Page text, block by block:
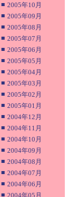
■ 2005年10月
■ 2005年09月
■ 2005年08月
■ 2005年07月
■ 2005年06月
■ 2005年05月
■ 2005年04月
■ 2005年03月
■ 2005年02月
■ 2005年01月
■ 2004年12月
■ 2004年11月
■ 2004年10月
■ 2004年09月
■ 2004年08月
■ 2004年07月
■ 2004年06月
■ 2004年05月